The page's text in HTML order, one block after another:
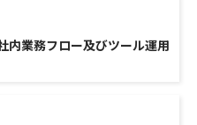
業務フロー及びツール運用